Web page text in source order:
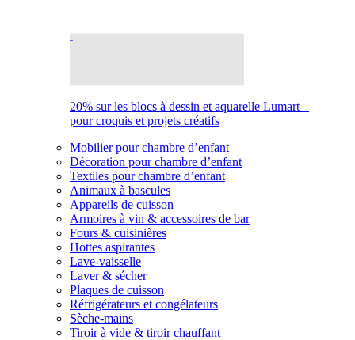
20% sur les blocs à dessin et aquarelle Lumart –
pour croquis et projets créatifs
Mobilier pour chambre d’enfant
Décoration pour chambre d’enfant
Textiles pour chambre d’enfant
Animaux à bascules
Appareils de cuisson
Armoires à vin & accessoires de bar
Fours & cuisinières
Hottes aspirantes
Lave-vaisselle
Laver & sécher
Plaques de cuisson
Réfrigérateurs et congélateurs
Sèche-mains
Tiroir à vide & tiroir chauffant